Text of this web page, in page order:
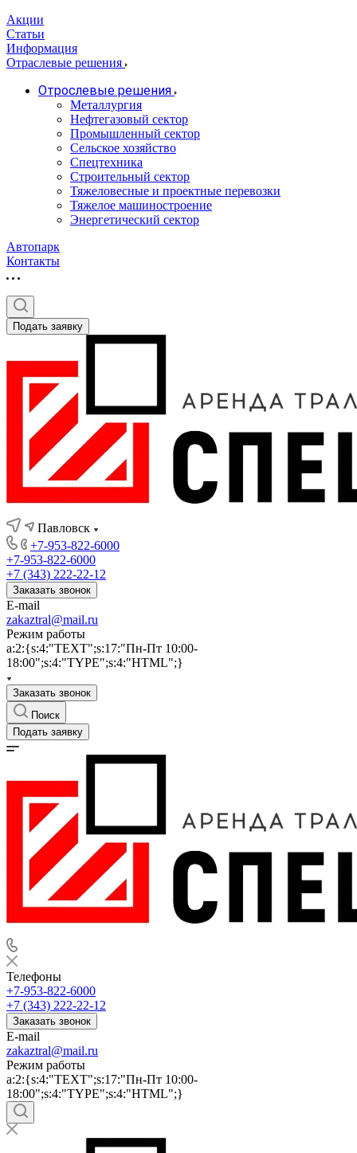
Акции
Статьи
Информация
Отраслевые решения
Отрослевые решения
Металлургия
Нефтегазовый сектор
Промышленный сектор
Сельское хозяйство
Спецтехника
Строительный сектор
Тяжеловесные и проектные перевозки
Тяжелое машиностроение
Энергетический сектор
Автопарк
Контакты
Подать заявку
Павловск
+7-953-822-6000
+7-953-822-6000
+7 (343) 222-22-12
Заказать звонок
E-mail
zakaztral@mail.ru
Режим работы
a:2:{s:4:"TEXT";s:17:"Пн-Пт 10:00-
18:00";s:4:"TYPE";s:4:"HTML";}
Заказать звонок
Поиск
Подать заявку
Телефоны
+7-953-822-6000
+7 (343) 222-22-12
Заказать звонок
E-mail
zakaztral@mail.ru
Режим работы
a:2:{s:4:"TEXT";s:17:"Пн-Пт 10:00-
18:00";s:4:"TYPE";s:4:"HTML";}